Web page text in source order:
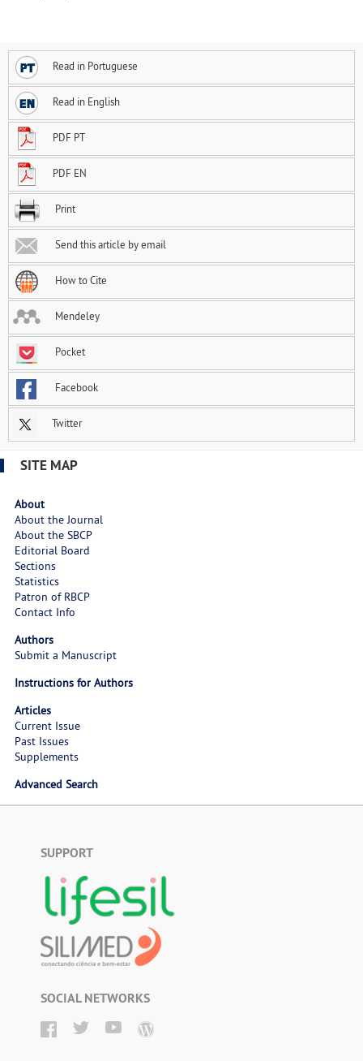
Read in Portuguese
Read in English
PDF PT
PDF EN
Print
Send this article by email
How to Cite
Mendeley
Pocket
Facebook
Twitter
SITE MAP
About
About the Journal
About the SBCP
Editorial Board
Sections
Statistics
Patron of RBCP
Contact Info
Authors
Submit a Manuscript
Instructions for Authors
Articles
Current Issue
Past Issues
Supplements
Advanced Search
SUPPORT
SOCIAL NETWORKS